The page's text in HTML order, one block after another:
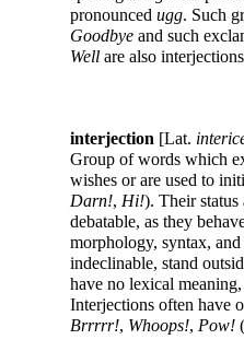
pronounced ugg. Such
Goodbye and such
Well are also
interjection [Lat.
Group of words which
wishes or are used to
Darn!, Hi!). Their status
debatable, as they
morphology, syntax,
indeclinable, stand
have no lexical
Interjections often have
Brrrrr!, Whoops!, Pow!